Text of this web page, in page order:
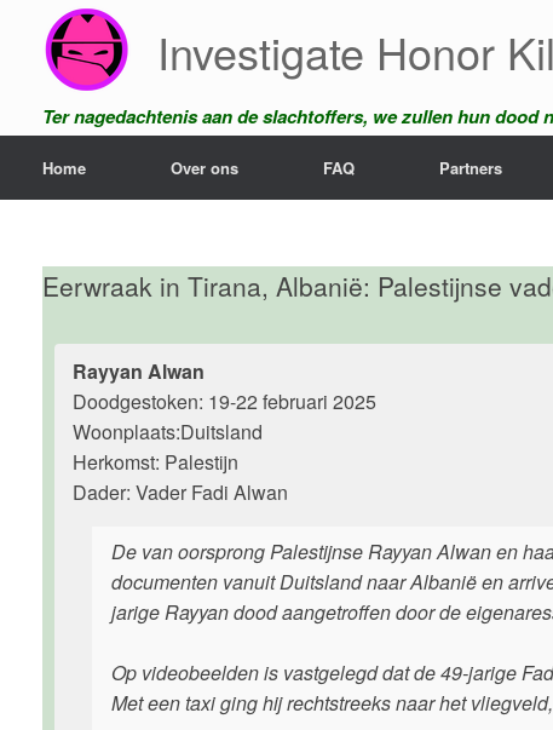
Investigate Honor
Ter nagedachtenis aan de slachtoffers, we zullen hun dood
Home Over ons FAQ Partners
Eerwraak in Tirana, Albanië: Palestijnse
Rayyan Alwan
Doodgestoken: 19-22 februari 2025
Woonplaats:Duitsland
Herkomst: Palestijn
Dader: Vader Fadi Alwan
De van oorsprong Palestijnse Rayyan Alwan en
documenten vanuit Duitsland naar Albanië en
jarige Rayyan dood aangetroffen door de
Op videobeelden is vastgelegd dat de 49-jarige
Met een taxi ging hij rechtstreeks naar het